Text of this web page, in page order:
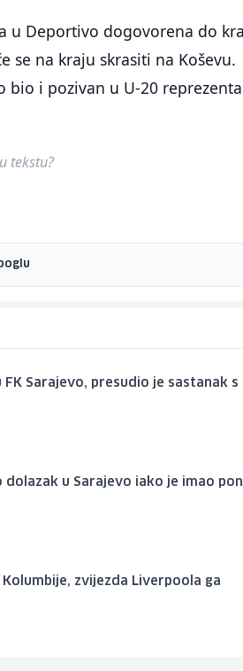
u Deportivo dogovorena do
se na kraju skrasiti na Koševu.
bio i pozivan u U-20
tekstu?
Sarajevo, presudio je sastanak s
u Sarajevo iako je imao
zvijezda Liverpoola ga